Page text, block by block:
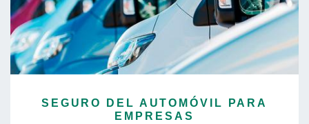
SEGURO DEL AUTOMÓVIL PARA
EMPRESAS